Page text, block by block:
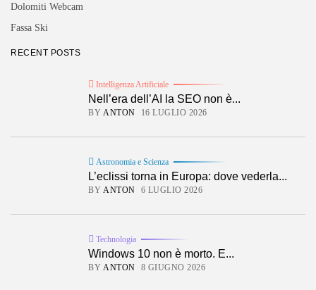
Dolomiti Webcam
Fassa Ski
RECENT POSTS
Intelligenza Artificiale
Nell’era dell’AI la SEO non è...
BY ANTON 16 LUGLIO 2026
Astronomia e Scienza
L’eclissi torna in Europa: dove vederla...
BY ANTON 6 LUGLIO 2026
Technologia
Windows 10 non è morto. E...
BY ANTON 8 GIUGNO 2026